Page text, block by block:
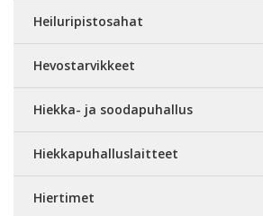
Heiluripistosahat
Hevostarvikkeet
Hiekka- ja soodapuhallus
Hiekkapuhalluslaitteet
Hiertimet